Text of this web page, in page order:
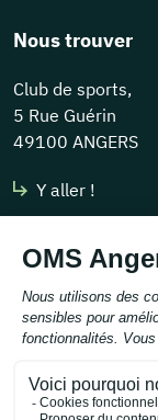
Nous trouver
Club de sports,
5 Rue Guérin
49100 ANGERS
Y aller !
Nous contacter
Tél :02 41 43 30